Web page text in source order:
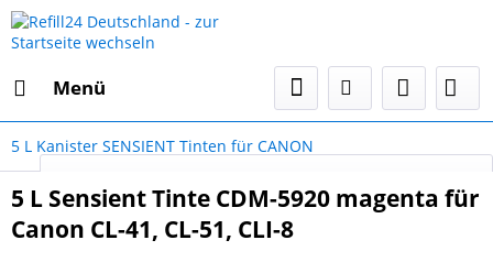
Menü
5 L Kanister SENSIENT Tinten für CANON
5 L Sensient Tinte CDM-5920 magenta für
Canon CL-41, CL-51, CLI-8